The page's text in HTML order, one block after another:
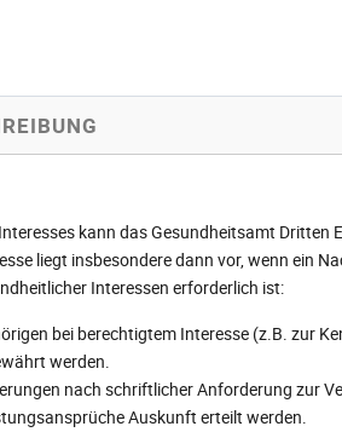
kann das Gesundheitsamt Dritten
liegt insbesondere dann vor, wenn ein
Interessen erforderlich ist:
bei berechtigtem Interesse (z.B. zur
werden.
nach schriftlicher Anforderung zur
Auskunft erteilt werden.